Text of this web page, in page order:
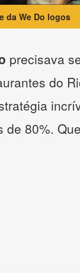
da We Do logos
precisava
do
de 80%.